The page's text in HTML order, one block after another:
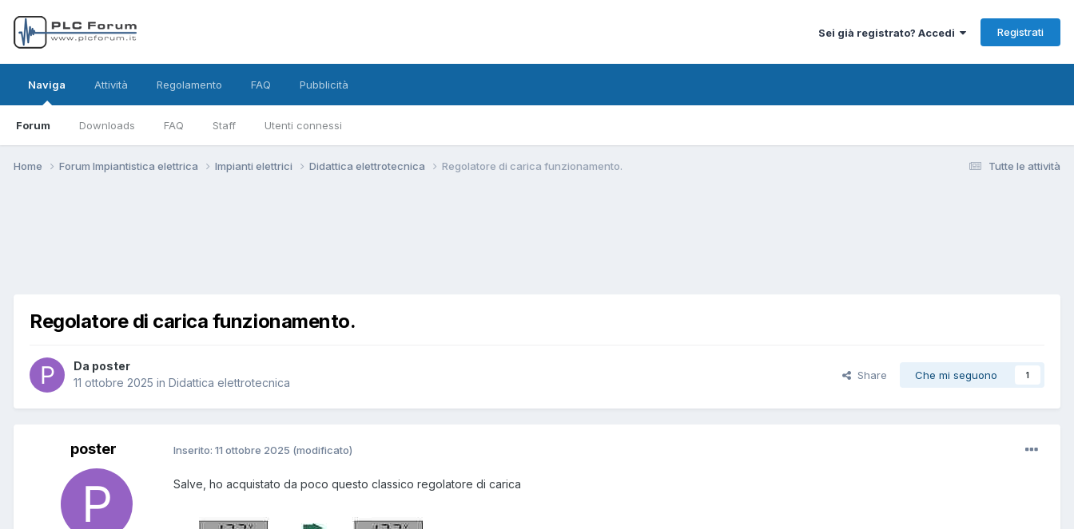
Sei già registrato? Accedi Registrati
Naviga
Forum Downloads FAQ Staff Utenti connessi
Attività Regolamento FAQ Pubblicità
Tutte le attività
Home Forum Impiantistica elettrica Impianti elettrici Didattica elettrotecnica Regolatore di carica funzionamento.
Regolatore di carica funzionamento.
Da poster
11 ottobre 2025 in Didattica elettrotecnica
Share Che mi seguono 1
poster Inserito: 11 ottobre 2025 (modificato)
Salve, ho acquistato da poco questo classico regolatore di carica